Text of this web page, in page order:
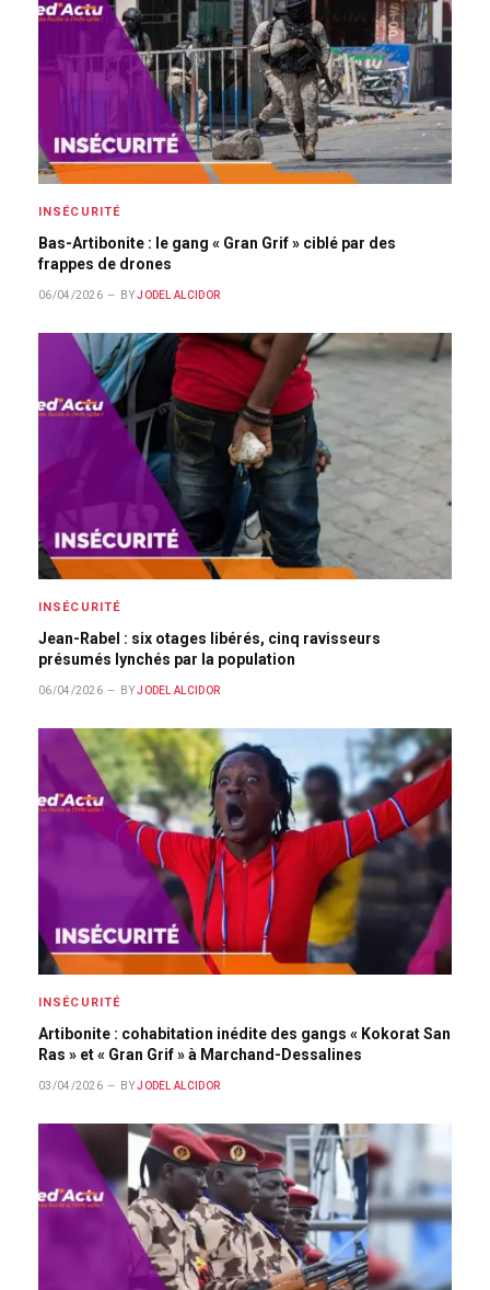
INSÉCURITÉ
Bas-Artibonite : le gang « Gran Grif » ciblé par des
frappes de drones
06/04/2026 BY JODEL ALCIDOR
INSÉCURITÉ
Jean-Rabel : six otages libérés, cinq ravisseurs
présumés lynchés par la population
06/04/2026 BY JODEL ALCIDOR
INSÉCURITÉ
Artibonite : cohabitation inédite des gangs « Kokorat San
Ras » et « Gran Grif » à Marchand-Dessalines
03/04/2026 BY JODEL ALCIDOR